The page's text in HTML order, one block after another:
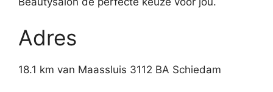
Adres
18.1 km van Maassluis 3112 BA Schiedam